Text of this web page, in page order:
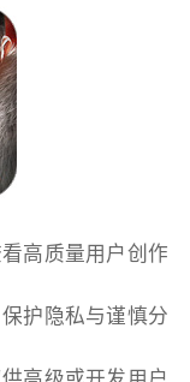
高质量用户创作
护隐私与谨慎分